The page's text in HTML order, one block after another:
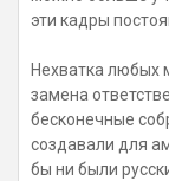
эти кадры
Нехватка любых
замена
бесконечные
создавали для
бы ни были